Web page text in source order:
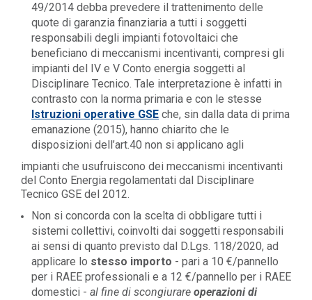
49/2014 debba prevedere il trattenimento delle
quote di garanzia finanziaria a tutti i soggetti
responsabili degli impianti fotovoltaici che
beneficiano di meccanismi incentivanti, compresi gli
impianti del IV e V Conto energia soggetti al
Disciplinare Tecnico. Tale interpretazione è infatti in
contrasto con la norma primaria e con le stesse
Istruzioni operative GSE che, sin dalla data di prima
emanazione (2015), hanno chiarito che le
disposizioni dell’art.40 non si applicano agli
impianti che usufruiscono dei meccanismi incentivanti
del Conto Energia regolamentati dal Disciplinare
Tecnico GSE del 2012.
Non si concorda con la scelta di obbligare tutti i
sistemi collettivi, coinvolti dai soggetti responsabili
ai sensi di quanto previsto dal D.Lgs. 118/2020, ad
applicare lo stesso importo - pari a 10 €/pannello
per i RAEE professionali e a 12 €/pannello per i RAEE
domestici - al fine di scongiurare operazioni di